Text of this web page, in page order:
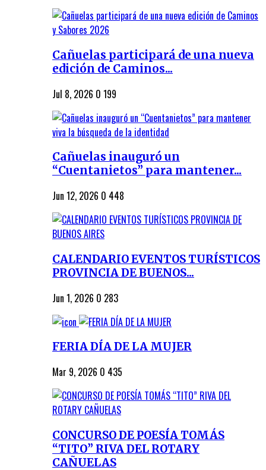
Cañuelas participará de una nueva
edición de Caminos...
Jul 8, 2026 0 199
Cañuelas inauguró un
“Cuentanietos” para mantener...
Jun 12, 2026 0 448
CALENDARIO EVENTOS TURÍSTICOS
PROVINCIA DE BUENOS...
Jun 1, 2026 0 283
FERIA DÍA DE LA MUJER
Mar 9, 2026 0 435
CONCURSO DE POESÍA TOMÁS
“TITO” RIVA DEL ROTARY
CAÑUELAS